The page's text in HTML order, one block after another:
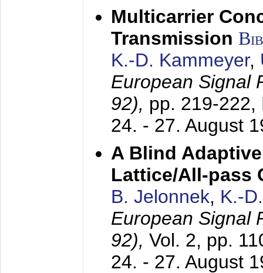
Multicarrier
Transmission
K.-D. Kammeyer,
European Signal
92), pp. 219-222,
24. - 27. August
A Blind
Lattice/All-pass
B. Jelonnek, K.-
European Signal
92), Vol. 2, pp.
24. - 27. August